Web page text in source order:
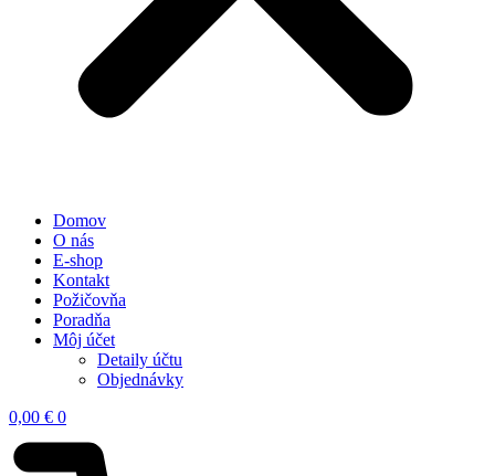
Domov
O nás
E-shop
Kontakt
Požičovňa
Poradňa
Môj účet
Detaily účtu
Objednávky
0,00 € 0